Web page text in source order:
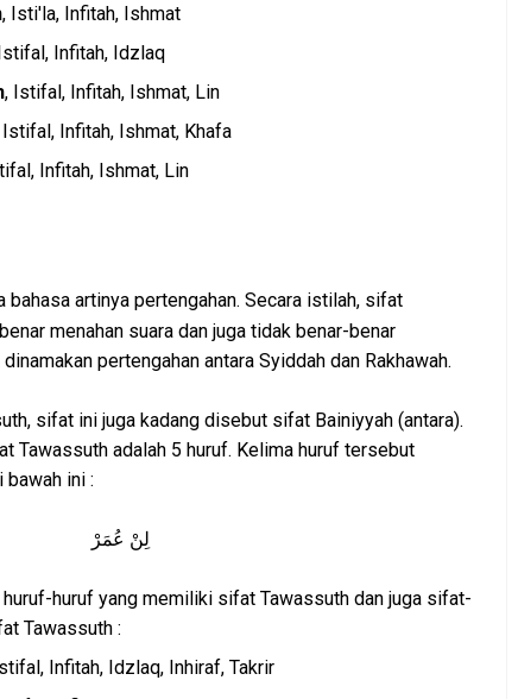
, Isti'la, Infitah, Ishmat
Infitah, Idzlaq
, Istifal, Infitah, Ishmat, Lin
Istifal, Infitah, Ishmat, Khafa
Infitah, Ishmat, Lin
bahasa artinya pertengahan. Secara istilah, sifat
menahan suara dan juga tidak benar-benar
pertengahan antara Syiddah dan Rakhawah.
sifat ini juga kadang disebut sifat Bainiyyah (antara).
Tawassuth adalah 5 huruf. Kelima huruf tersebut
ini :
لِنْ عُمَرْ
huruf yang memiliki sifat Tawassuth dan juga sifat-
Tawassuth :
Infitah, Idzlaq, Inhiraf, Takrir